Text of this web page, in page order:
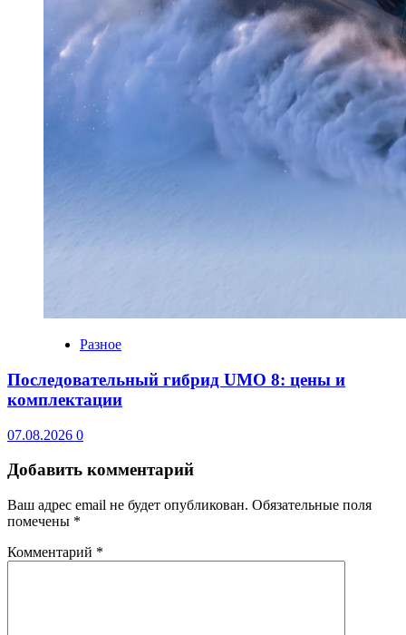
Разное
Последовательный гибрид UMO 8: цены и
комплектации
07.08.2026 0
Добавить комментарий
Ваш адрес email не будет опубликован. Обязательные поля
помечены *
Комментарий *